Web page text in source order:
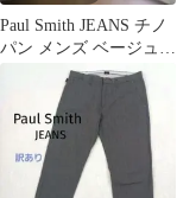
Paul Smith JEANS チノ
パン メンズ ベージュ
ボタンフライ